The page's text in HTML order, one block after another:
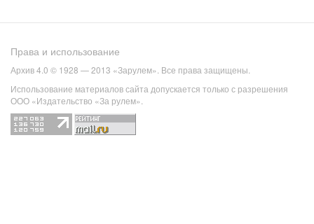
Права и использование
Архив 4.0 © 1928 — 2013 «Зарулем». Все права защищены.
Использование материалов сайта допускается только с разрешения
ООО «Издательство «За рулем».